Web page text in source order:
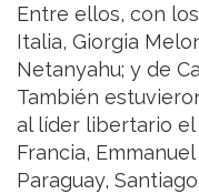
Entre ellos, con
Italia, Giorgia
Netanyahu; y de
También
al líder libertario
Francia,
Paraguay,